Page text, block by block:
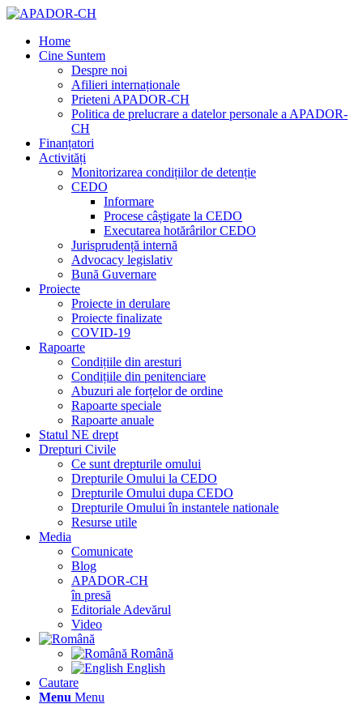
Home
Cine Suntem
Despre noi
Afilieri internaționale
Prieteni APADOR-CH
Politica de prelucrare a datelor personale a APADOR-
CH
Finanțatori
Activități
Monitorizarea condițiilor de detenție
CEDO
Informare
Procese câștigate la CEDO
Executarea hotărârilor CEDO
Jurisprudență internă
Advocacy legislativ
Bună Guvernare
Proiecte
Proiecte in derulare
Proiecte finalizate
COVID-19
Rapoarte
Condițiile din aresturi
Condițiile din penitenciare
Abuzuri ale forțelor de ordine
Rapoarte speciale
Rapoarte anuale
Statul NE drept
Drepturi Civile
Ce sunt drepturile omului
Drepturile Omului la CEDO
Drepturile Omului dupa CEDO
Drepturile Omului în instantele nationale
Resurse utile
Media
Comunicate
Blog
APADOR-CH
în presă
Editoriale Adevărul
Video
Română
English
Cautare
Menu Menu